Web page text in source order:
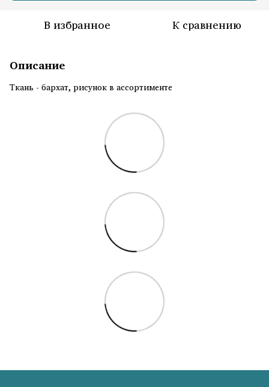
В избранное К сравнению
Описание
Ткань - бархат, рисунок в ассортименте